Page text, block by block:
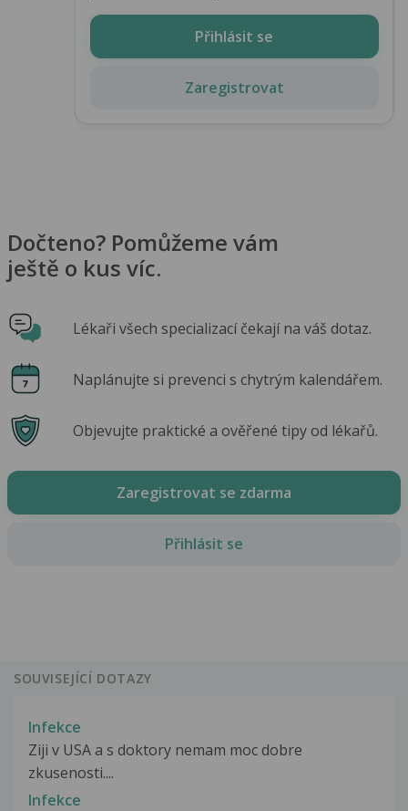
Přihlásit se
Zaregistrovat
Dočteno? Pomůžeme vám
ještě o kus víc.
Lékaři všech specializací čekají na váš dotaz.
Naplánujte si prevenci s chytrým kalendářem.
Objevujte praktické a ověřené tipy od lékařů.
Zaregistrovat se zdarma
Přihlásit se
SOUVISEJÍCÍ DOTAZY
Infekce
Ziji v USA a s doktory nemam moc dobre
zkusenosti....
Infekce